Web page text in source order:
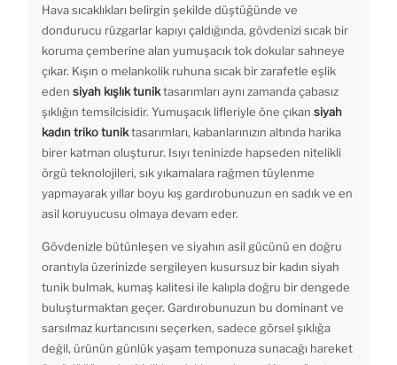
Hava sıcaklıkları belirgin şekilde düştüğünde ve
dondurucu rüzgarlar kapıyı çaldığında, gövdenizi sıcak bir
koruma çemberine alan yumuşacık tok dokular sahneye
çıkar. Kışın o melankolik ruhuna sıcak bir zarafetle eşlik
eden siyah kışlık tuniktasarımları aynı zamanda çabasız
şıklığın temsilcisidir. Yumuşacık lifleriyle öne çıkan siyah
kadın triko tuniktasarımları, kabanlarınızın altında harika
birer katman oluşturur. Isıyı teninizde hapseden nitelikli
örgü teknolojileri, sık yıkamalara rağmen tüylenme
yapmayarak yıllar boyu kış gardırobunuzun en sadık ve en
asil koruyucusu olmaya devam eder.
Gövdenizle bütünleşen ve siyahın asil gücünü en doğru
orantıyla üzerinizde sergileyen kusursuz bir kadın siyah
tunik bulmak, kumaş kalitesi ile kalıpla doğru bir dengede
buluşturmaktan geçer. Gardırobunuzun bu dominant ve
sarsılmaz kurtarıcısını seçerken, sadece görsel şıklığa
değil, ürünün günlük yaşam temponuza sunacağı hareket